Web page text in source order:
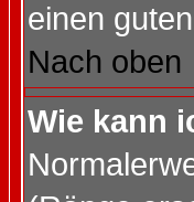
einen
Nach oben
Wie kann